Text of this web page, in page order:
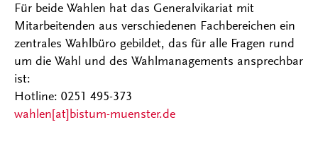
Für beide Wahlen hat das Generalvikariat mit
Mitarbeitenden aus verschiedenen Fachbereichen ein
zentrales Wahlbüro gebildet, das für alle Fragen rund
um die Wahl und des Wahlmanagements ansprechbar
ist:
Hotline: 0251 495-373
wahlen[at]bistum-muenster.de